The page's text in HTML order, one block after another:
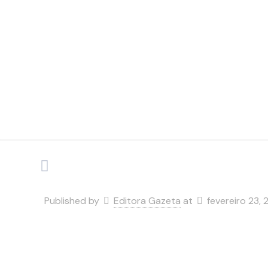
Published by Editora Gazeta at fevereiro 23,